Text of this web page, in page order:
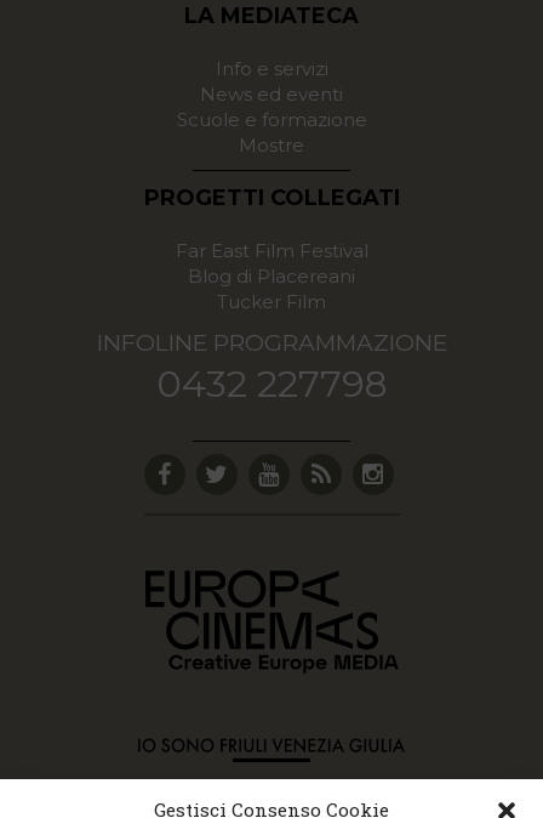
Gestisci Consenso Cookie
LA MEDIATECA
Info e servizi
News ed eventi
Scuole e formazione
Mostre
PROGETTI COLLEGATI
Far East Film Festival
Blog di Placereani
Tucker Film
INFOLINE PROGRAMMAZIONE
0432 227798